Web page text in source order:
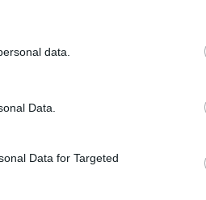
data.
Data.
Data for Targeted
perduto. Ma di cosa si
sui finanziamenti a
si tratta
di un